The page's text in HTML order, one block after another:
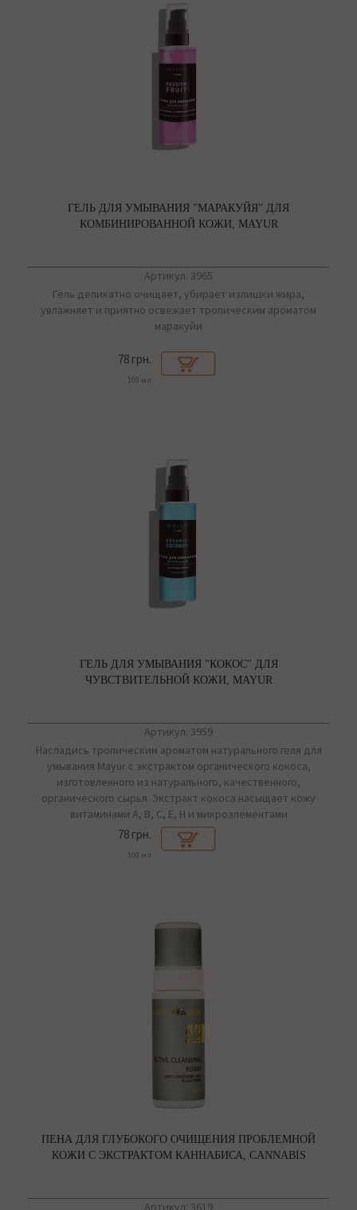
ГЕЛЬ ДЛЯ УМЫВАНИЯ "МАРАКУЙЯ" ДЛЯ
КОМБИНИРОВАННОЙ КОЖИ, MAYUR
Артикул: 3965
Гель деликатно очищает, убирает излишки жира,
увлажняет и приятно освежает тропическим ароматом
маракуйи
78 грн.
100 мл
ГЕЛЬ ДЛЯ УМЫВАНИЯ "КОКОС" ДЛЯ
ЧУВСТВИТЕЛЬНОЙ КОЖИ, MAYUR
Артикул: 3959
Насладись тропическим ароматом натурального геля для
умывания Mayur с экстрактом органического кокоса,
изготовленного из натурального, качественного,
органического сырья. Экстракт кокоса насыщает кожу
витаминами А, В, С, Е, Н и микроэлементами
78 грн.
100 мл
ПЕНА ДЛЯ ГЛУБОКОГО ОЧИЩЕНИЯ ПРОБЛЕМНОЙ
КОЖИ С ЭКСТРАКТОМ КАННАБИСА, CANNABIS
Артикул: 3619